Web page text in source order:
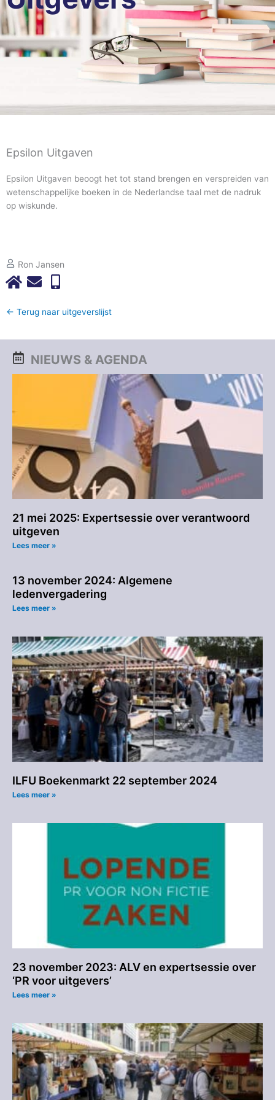
Epsilon Uitgaven
Epsilon Uitgaven beoogt het tot stand brengen en verspreiden van
wetenschappelijke boeken in de Nederlandse taal met de nadruk
op wiskunde.
Ron Jansen
← Terug naar uitgeverslijst
NIEUWS & AGENDA
21 mei 2025: Expertsessie over verantwoord
uitgeven
Lees meer »
13 november 2024: Algemene
ledenvergadering
Lees meer »
ILFU Boekenmarkt 22 september 2024
Lees meer »
23 november 2023: ALV en expertsessie over
‘PR voor uitgevers’
Lees meer »